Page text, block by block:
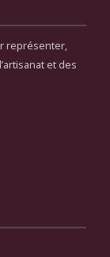
représenter,
et des